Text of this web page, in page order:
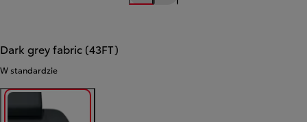
Dark grey fabric (43FT)
W standardzie